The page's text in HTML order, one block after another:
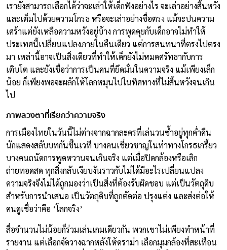
เรายังสามารถเลือกได้ว่าจะเล่าให้เด็กฟังอย่างไร จะเล่าอย่างสิ้นหวัง
และเต็มไปด้วยความโกรธ หรือจะเล่าอย่างซื่อตรง แม้จะปนความ
เศร้าแต่ยังเหลือความหวังอยู่บ้าง การพูดคุยกับเด็กอาจไม่ทำให้
ประเทศนี้เปลี่ยนแปลงภายในคืนเดียว แต่การสนทนาที่ตรงไปตรง
มา เหล่านี้อาจเป็นสิ่งเดียวที่ทำให้เด็กยังไม่หมดศรัทธากับการ
เติบโต และยังเชื่อว่าการเป็นคนที่ยึดมั่นในความจริง แม้เพียงเล็ก
น้อย ก็เพียงพอจะผลักให้โลกหมุนไปในทิศทางที่ไม่สิ้นหวังจนเกิน
ไป
ภาพลวงตาที่เรียกว่าความจริง
การเมืองไทยในวันนี้ไม่ต่างจากฉากละครที่เล่นวนซ้ำอยู่ทุกค่ำคืน
นักแสดงสลับบทกันขึ้นเวที บางคนเชี่ยวชาญในท่าทางโกรธเกรี้ยว
บางคนถนัดการพูดหวานจนเกินจริง แต่เมื่อปิดกล้องหรือเลิก
ถ่ายทอดสด ทุกสิ่งกลับเงียบงันราวกับไม่ได้มีอะไรเปลี่ยนแปลง
ความจริงจึงไม่ได้ถูกมองว่าเป็นสิ่งที่ต้องรับผิดชอบ แต่เป็นวัตถุดิบ
สำหรับการนำเสนอ เป็นวัตถุดิบที่ถูกตัดต่อ ปรุงแต่ง และส่งต่อให้
คนดูเชื่อว่าคือ ‘โลกจริง’
สื่อจำนวนไม่น้อยก็ร่วมเล่นเกมเดียวกัน พวกเขาไม่เพียงทำหน้าที่
รายงาน แต่เลือกจัดวางฉากหลังให้ดราม่า เลือกมุมกล้องที่สะเทือน